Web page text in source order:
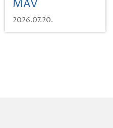
MÁV
Pályaműködtetési
Zrt. Területi
2026.07.20.